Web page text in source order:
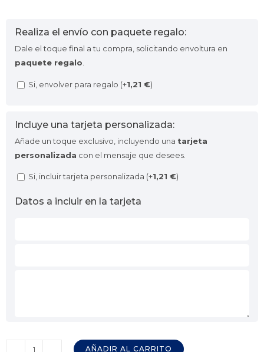
Realiza el envío con paquete regalo:
Dale el toque final a tu compra, solicitando envoltura en
paquete regalo
Si, envolver para regalo (+1,21 €)
Incluye una tarjeta personalizada:
Añade un toque exclusivo, incluyendo una tarjeta
personalizada con el mensaje que desees.
Si, incluir tarjeta personalizada (+1,21 €)
Datos a incluir en la tarjeta
AÑADIR AL CARRITO